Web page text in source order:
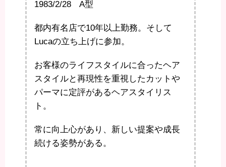
1983/2/28 A型
都内有名店で10年以上勤務。そして
Lucaの立ち上げに参加。
お客様のライフスタイルに合ったヘア
スタイルと再現性を重視したカットや
パーマに定評があるヘアスタイリス
ト。
常に向上心があり、新しい提案や成長
続ける姿勢がある。